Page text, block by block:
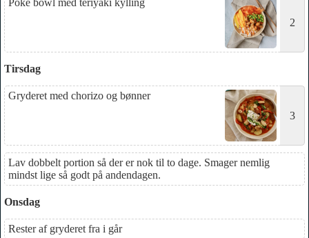
Poke bowl med teriyaki kylling
2
Tirsdag
Gryderet med chorizo og bønner
3
Lav dobbelt portion så der er nok til to dage. Smager nemlig
mindst lige så godt på andendagen.
Onsdag
Rester af gryderet fra i går